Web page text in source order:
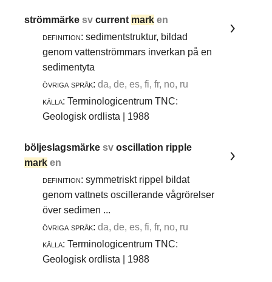
strömmärkesvcurrent mark en
definition: sedimentstruktur, bildad
genom vattenströmmars inverkan på en
sedimentyta
övriga språk: da, de, es, fi, fr, no, ru
källa: Terminologicentrum TNC:
Geologisk ordlista | 1988
böljeslagsmärkesvoscillation ripple
mark en
definition: symmetriskt rippel bildat
genom vattnets oscillerande vågrörelser
över sedimen ...
övriga språk: da, de, es, fi, fr, no, ru
källa: Terminologicentrum TNC:
Geologisk ordlista | 1988